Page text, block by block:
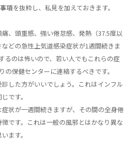
項を抜粋し、私見を加えておきます。
、頭重感、強い倦怠感、発熱（37.5度以
などの急性上気道感染症状が1週間続きま
るのは怖いので、若い人でもこれらの症
の保健センターに連絡するべきです。
した方がいいでしょう。これはインフル
です。
状が一週間続きますが、その間の全身倦
です。これは一般の風邪とはかなり異な
ます。